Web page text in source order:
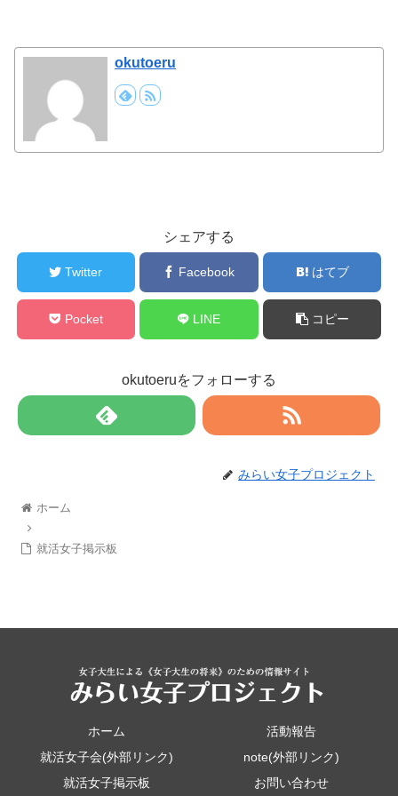
okutoeru
シェアする
Twitter Facebook はてブ
Pocket LINE コピー
okutoeruをフォローする
みらい女子プロジェクト
ホーム
就活女子掲示板
ホーム
活動報告
就活女子会(外部リンク)
note(外部リンク)
就活女子掲示板
お問い合わせ